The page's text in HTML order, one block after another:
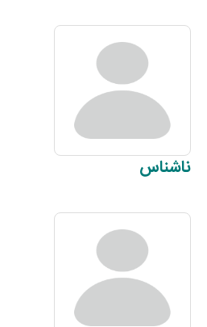
ناشناس